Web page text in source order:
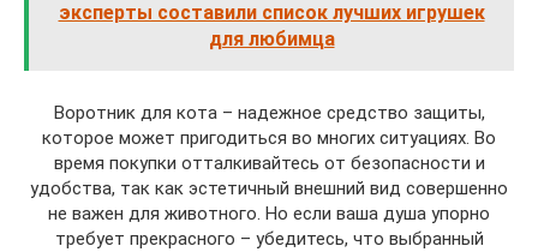
эксперты составили список лучших игрушек
для любимца
Воротник для кота – надежное средство защиты,
которое может пригодиться во многих ситуациях. Во
время покупки отталкивайтесь от безопасности и
удобства, так как эстетичный внешний вид совершенно
не важен для животного. Но если ваша душа упорно
требует прекрасного – убедитесь, что выбранный